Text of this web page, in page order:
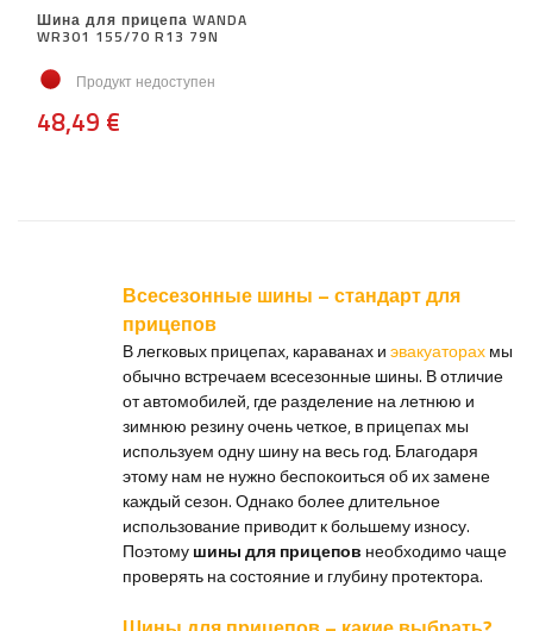
Шина для прицепа WANDA
WR301 155/70 R13 79N
Продукт недоступен
48,49 €
Всесезонные шины – стандарт для
прицепов
В легковых прицепах, караванах иэвакуаторахмы
обычно встречаем всесезонные шины. В отличие
от автомобилей, где разделение на летнюю и
зимнюю резину очень четкое, в прицепах мы
используем одну шину на весь год. Благодаря
этому нам не нужно беспокоиться об их замене
каждый сезон. Однако более длительное
использование приводит к большему износу.
Поэтомушины для прицепов необходимо чаще
проверять на состояние и глубину протектора.